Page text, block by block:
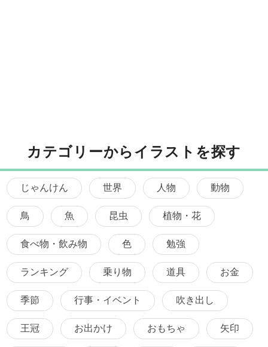
カテゴリーからイラストを探す
じゃんけん 世界 人物 動物
鳥 魚 昆虫 植物・花
食べ物・飲み物 色 勉強
ランキング 乗り物 道具 お金
季節 行事・イベント 吹き出し
王冠 お出かけ おもちゃ 矢印